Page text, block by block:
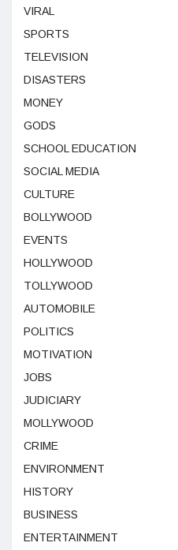
VIRAL
SPORTS
TELEVISION
DISASTERS
MONEY
GODS
SCHOOL EDUCATION
SOCIAL MEDIA
CULTURE
BOLLYWOOD
EVENTS
HOLLYWOOD
TOLLYWOOD
AUTOMOBILE
POLITICS
MOTIVATION
JOBS
JUDICIARY
MOLLYWOOD
CRIME
ENVIRONMENT
HISTORY
BUSINESS
ENTERTAINMENT